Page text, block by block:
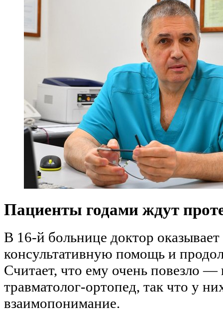
Пациенты годами ждут
В 16-й больнице доктор
консультативную помощь и
Считает, что ему очень повезло —
травматолог-ортопед, так что у
взаимопонимание.